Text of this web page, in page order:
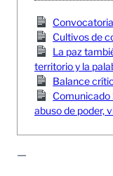
Cultivos de
La paz
territorio y la
Balance
Comunicado
abuso de poder,
—